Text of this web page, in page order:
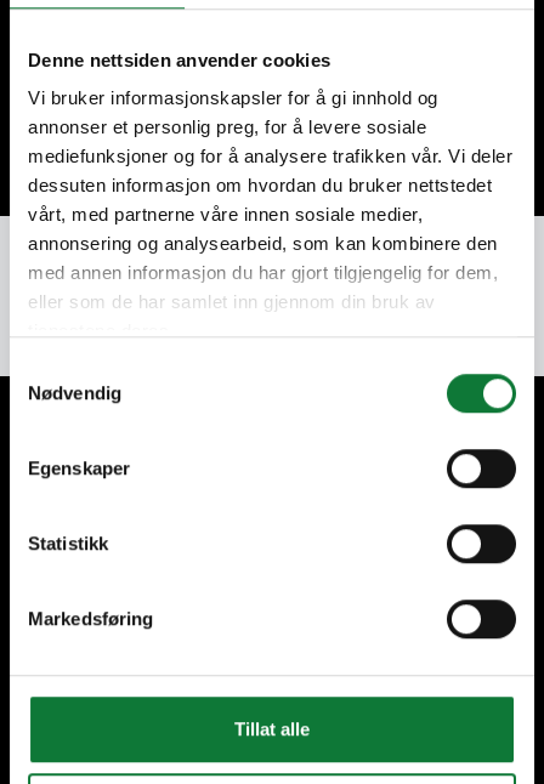
Denne nettsiden anvender cookies
Vi bruker informasjonskapsler for å gi innhold og
annonser et personlig preg, for å levere sosiale
mediefunksjoner og for å analysere trafikken vår. Vi deler
dessuten informasjon om hvordan du bruker nettstedet
vårt, med partnerne våre innen sosiale medier,
annonsering og analysearbeid, som kan kombinere den
med annen informasjon du har gjort tilgjengelig for dem,
eller som de har samlet inn gjennom din bruk av
Nødvendig
Egenskaper
Statistikk
Markedsføring
Tillat alle
Continuer
A vos côtés pour vos projets
Plus de 70 ans
Plus de 40 Hommes de
Métiers en Belgique et au